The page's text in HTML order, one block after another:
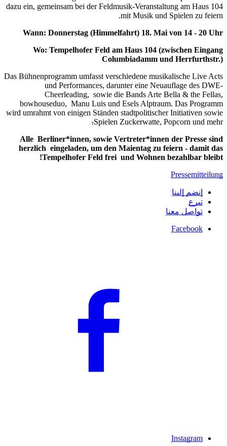
dazu ein, gemeinsam bei der Feldmusik-
mit
Wann: Donnerstag
Wo: Tempelhofer Feld am
Das Bühnenprogramm umfasst
und Performances, darunter
Cheerleading, sowie die
bowhouseduo, Manu Luis und Esels
wird umrahmt von einigen Ständen
Spielen
.
Alle Berliner*innen, sowie
herzlich eingeladen, um den
Tempelhofer Feld frei und